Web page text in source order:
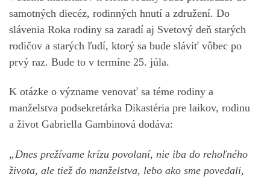
samotných diecéz, rodinných hnutí a združení. Do
slávenia Roka rodiny sa zaradí aj Svetový deň starých
rodičov a starých ľudí, ktorý sa bude sláviť vôbec po
prvý raz. Bude to v termíne 25. júla.
K otázke o význame venovať sa téme rodiny a
manželstva podsekretárka Dikastéria pre laikov, rodinu
a život Gabriella Gambinová dodáva:
„Dnes prežívame krízu povolaní, nie iba do rehoľného
života, ale tiež do manželstva, lebo ako sme povedali,